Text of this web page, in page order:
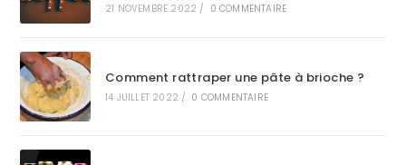
21 NOVEMBRE 2022 / 0 COMMENTAIRE
Comment rattraper une pâte à brioche ?
14 JUILLET 2022 / 0 COMMENTAIRE